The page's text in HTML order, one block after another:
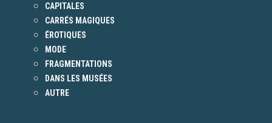
CAPITALES
CARRÉS MAGIQUES
ÉROTIQUES
MODE
FRAGMENTATIONS
DANS LES MUSÉES
AUTRE